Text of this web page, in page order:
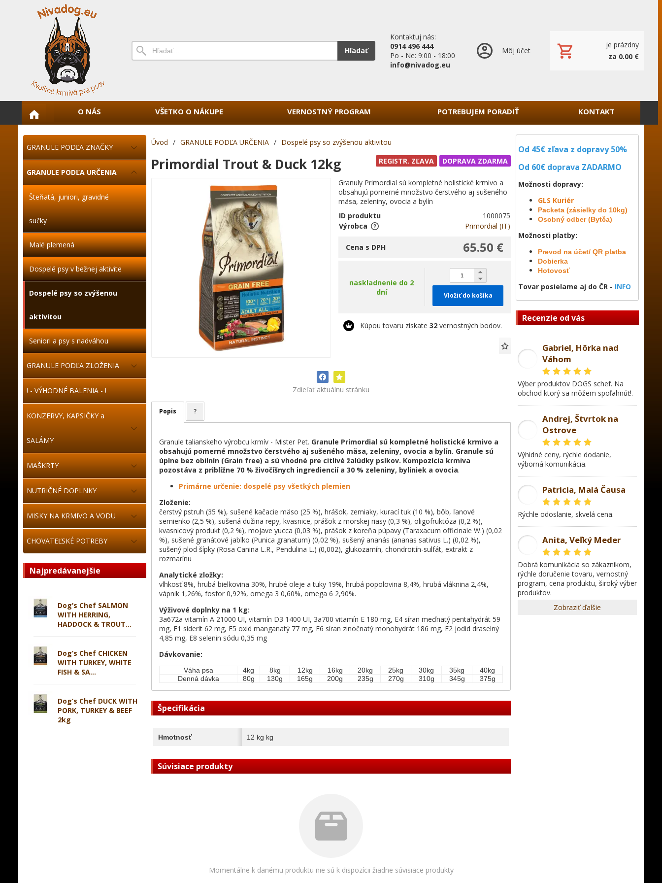
Hľadať
Kontaktuj nás:
0914 496 444
Po - Ne: 9:00 - 18:00
info@nivadog.eu
Môj účet
je prázdny
za 0.00 €
O NÁS VŠETKO O NÁKUPE VERNOSTNÝ PROGRAM POTREBUJEM PORADIŤ KONTAKT
Od 45€ zľava z dopravy 50%
Od 60€ doprava ZADARMO
Možnosti dopravy:
GLS Kuriér
Packeta (zásielky do 10kg)
Osobný odber (Bytča)
Možnosti platby:
Prevod na účet/ QR platba
Dobierka
Hotovosť
Tovar posielame aj do ČR - INFO
Recenzie od vás
Gabriel, Hôrka nad
Váhom
Výber produktov DOGS schef. Na
obchod ktorý sa môžem spoľahnúť!.
Andrej, Štvrtok na
Ostrove
Výhidné ceny, rýchle dodanie,
výborná komunikácia.
Patricia, Malá Čausa
rýchle odoslanie, skvelá cena.
Anita, Veľký Meder
dobrá komunikácia so zákazníkom,
rýchle doručenie tovaru, vernostný
program, cena produktu, široký výber
produktov.
Zobraziť ďalšie
GRANULE PODĽA ZNAČKY
GRANULE PODĽA URČENIA
Šteňatá, juniori, gravidné
sučky
Malé plemená
Dospelé psy v bežnej aktivite
Dospelé psy so zvýšenou
aktivitou
Seniori a psy s nadváhou
GRANULE PODĽA ZLOŽENIA
! - VÝHODNÉ BALENIA - !
KONZERVY, KAPSIČKY a
SALÁMY
MAŠKRTY
NUTRIČNÉ DOPLNKY
MISKY NA KRMIVO A VODU
CHOVATEĽSKÉ POTREBY
Najpredávanejšie
Dog’s Chef SALMON
WITH HERRING,
HADDOCK & TROUT...
Dog’s Chef CHICKEN
WITH TURKEY, WHITE
FISH & SA...
Dog’s Chef DUCK WITH
PORK, TURKEY & BEEF
2kg
Úvod / GRANULE PODĽA URČENIA / Dospelé psy so zvýšenou aktivitou
DOPRAVA ZDARMA
REGISTR. ZĽAVA
Primordial Trout & Duck 12kg
Granuly Primordial sú kompletné holistické krmivo a
obsahujú pomerné množstvo čerstvého aj sušeného
mäsa, zeleniny, ovocia a bylín
ID produktu
1000075
Výrobca
Primordial (IT)
65.50 €
Cena s DPH
naskladnenie do 2
dní
Vložiť do košíka
Kúpou tovaru získate 32 vernostných bodov.
Zdieľať aktuálnu stránku
Popis ?
Granule talianskeho výrobcu krmív - Mister Pet. Granule Primordial sú kompletné holistické krmivo a
obsahujú pomerné množstvo čerstvého aj sušeného mäsa, zeleniny, ovocia a bylín. Granule sú
úplne bez obilnín (Grain free) a sú vhodné pre citlivé žalúdky psíkov. Kompozícia krmiva
pozostáva z približne 70 % živočíšnych ingrediencií a 30 % zeleniny, byliniek a ovocia.
Primárne určenie: dospelé psy všetkých plemien
Zloženie:
čerstvý pstruh (35 %), sušené kačacie mäso (25 %), hrášok, zemiaky, kurací tuk (10 %), bôb, ľanové
semienko (2,5 %), sušená dužina repy, kvasnice, prášok z morskej riasy (0,3 %), oligofruktóza (0,2 %),
kvasnicový produkt (0,2 %), mojave yucca (0,03 %), prášok z koreňa púpavy (Taraxacum officinale W.) (0,02
%), sušené granátové jablko (Punica granatum) (0,02 %), sušený ananás (ananas sativus L.) (0,02 %),
sušený plod šípky (Rosa Canina L.R., Pendulina L.) (0,002), glukozamín, chondroitín-sulfát, extrakt z
rozmarínu
Analytické zložky:
vlhkosť 8%, hrubá bielkovina 30%, hrubé oleje a tuky 19%, hrubá popolovina 8,4%, hrubá vláknina 2,4%,
vápnik 1,26%, fosfor 0,92%, omega 3 0,60%, omega 6 2,90%.
Výživové doplnky na 1 kg:
3a672a vitamín A 21000 UI, vitamín D3 1400 UI, 3a700 vitamín E 180 mg, E4 síran meďnatý pentahydrát 59
mg, E1 siderit 62 mg, E5 oxid manganatý 77 mg, E6 síran zinočnatý monohydrát 186 mg, E2 jodid draselný
4,85 mg, E8 selenin sódu 0,35 mg
Dávkovanie:
Váha psa 4kg 8kg 12kg 16kg 20kg 25kg 30kg 35kg
40kg
Denná dávka
80g 130g 165g 200g 235g 270g 310g 345g 375g
Špecifikácia
Hmotnosť 12 kg kg
Súvisiace produkty
Momentálne k danému produktu nie sú k dispozícii žiadne súvisiace produkty